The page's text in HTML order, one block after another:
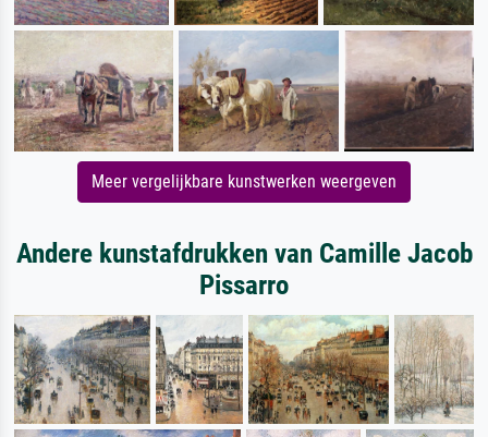
Meer vergelijkbare kunstwerken weergeven
Andere kunstafdrukken van Camille Jacob
Pissarro